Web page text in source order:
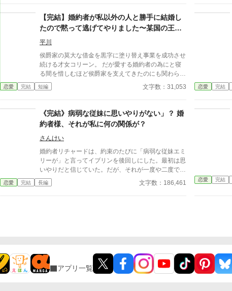
は、復讐する決意をする。決してあなたの思い通りに
なんてさせない。 ＊設定ゆるゆるの、架空の世界の
お話です。 ＊全16話で完結になります。 ＊番外編、
追加しました。
【完結】婚約者が私以外の人と勝手に結婚し
たので黙って逃げてやりました〜某国の王子
と珍獣ミミルキーを愛でます〜
平川
侯爵家の莫大な借金を黒字に塗り替え事業を成功させ
続ける才女コリーン。 だが愛する婚約者の為にと寝
る間を惜しむほど侯爵家を支えてきたのにも関わらず
知らぬ間に裏切られた彼女は一人、誰にも何も告げず
に屋敷を飛び出した。 流れ流れて辿り着いたのは獣
サラヤマン島でこの国の第一王子ウィンダムに偶然出
会い、強引に王宮に連れ去られミミルキーの生態調査
に参加する事に！？ 魔法使いのウィンロードである
王子に溺愛され珍獣に癒されたコリーンは少しずつ自
分を取り戻していく。 そして追い掛けて来た元婚約
者に対して少女であった彼女が最後に出した答えと
は…？ 完結済全6話 2026.1月 連載版も投稿してま
す（本編完結済）
恋愛 完結 短編 文字数：31,053 恋愛 完結
《完結》病弱な従妹に思いやりがない」？ 婚
約者様、それが私に何の関係が？
さんけい
婚約者リチャードは、約束のたびに「病弱な従妹エミ
リーが」と言ってイブリンを後回しにした。最初は思
いやりだと信じていた。だが、それが一度や二度では
なく、婚約者としての敬意も誠実さも踏みにじられ続
けた末、イブリンはついに婚約の継続を拒む。 とこ
でなく、相手の家そのものが抱える歪みへとつながっ
ていき――。 家族に守られながら婚約解消へ進むヒ
ロインと、見えているのに見誤り続けた婚約者。 そ
恋愛 完結 長編 文字数：186,461 恋愛 完結
アプリ一覧